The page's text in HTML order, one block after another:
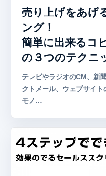
売り上げをあげ
ング！
簡単に出来るコ
の３つのテクニ
テレビやラジオのCM、新
クトメール、ウェブサイ
モノ…